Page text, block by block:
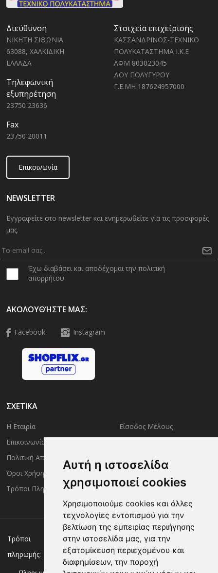
Αυτή η ιστοσελίδα
χρησιμοποιεί cookies
Χρησιμοποιούμε cookies και άλλες
τεχνολογίες εντοπισμού για την
βελτίωση της εμπειρίας περιήγησης
στην ιστοσελίδα μας, για την
εξατομίκευση περιεχομένου και
διαφημίσεων, την παροχή
Διεύθυνση
ΝΙΚΗΤΗ ΣΙΘΩΝΙΑ
63088, ΧΑΛΚΙΔΙΚΗ
ΕΛΛΑΔΑ
Τηλεφωνική
εξυπηρέτηση
23750 23636
Fax
23750 20011
Στοιχεία επιχείρισης
ΚΑΣΣΑΝΔΡΙΝΟΣ-ΤΕΧΝΙΚΟ
ΠΟΛΥΚΑΤΑΣΤΗΜΑ Ι.Κ.Ε
ΑΦΜ 803023045
ΔΟΥ ΠΟΛΥΓΥΡΟΥ
Γ.Ε.ΜΗ 187624957000
Επικοινωνία
NEWSLETTER
Εγγραφείτε στο newsletter και ενημερωθείτε για τις προσφορές
μας.
Έχω διαβάσει και αποδέχομαι την πολιτική
απορρήτου
ΑΚΟΛΟΥΘΉΣΤΕ ΜΑΣ:
Facebook Instagram
ΣΧΕΤΙΚΑ
Η Εταιρία
Επικοινωνία
Πολιτική Απορρήτου
Όροι Χρήσης
Τρόποι Πληρωμής
Είσοδος Μέλους
Τρόποι Αποστολής
Τρόποι
πληρωμής:
Χρεωστική/πιστωτική κάρτα Αντικαταβολή
Κατάθεση σε Τράπεζα